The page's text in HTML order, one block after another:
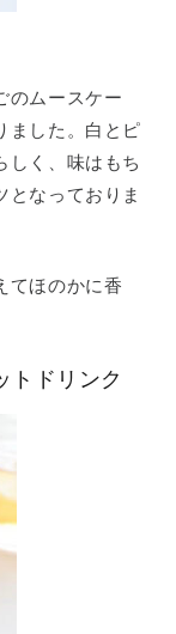
のムースケー
ました。白とピ
しく、味はもち
となっておりま
てほのかに香
ドリンク